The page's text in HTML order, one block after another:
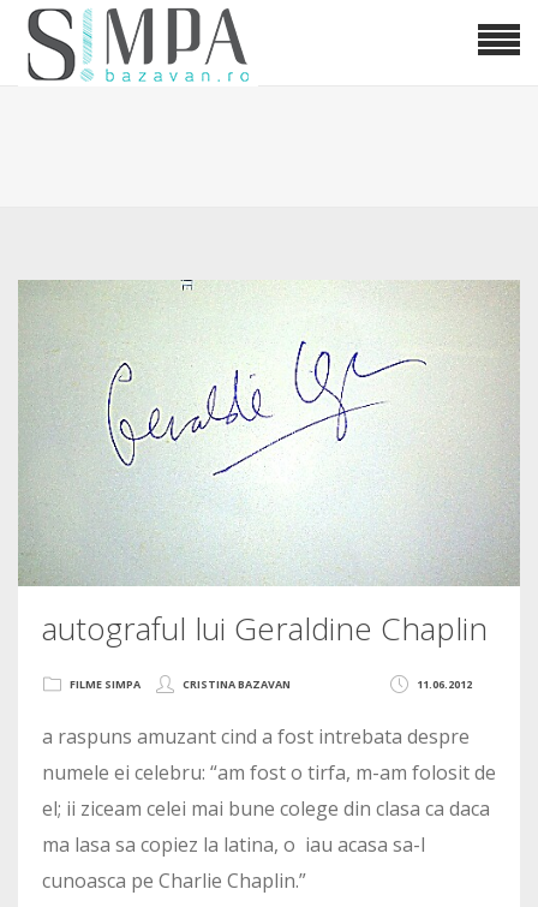
autograful lui Geraldine Chaplin
11.06.2012
FILME SIMPA CRISTINA BAZAVAN
a raspuns amuzant cind a fost intrebata despre
numele ei celebru: “am fost o tirfa, m-am folosit de
el; ii ziceam celei mai bune colege din clasa ca daca
ma lasa sa copiez la latina, o iau acasa sa-l
cunoasca pe Charlie Chaplin.”